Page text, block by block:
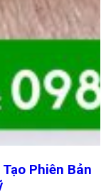
Phiên Bản